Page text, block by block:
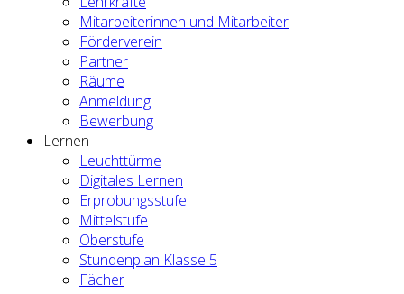
Mitarbeiterinnen und Mitarbeiter
Förderverein
Partner
Räume
Anmeldung
Bewerbung
Lernen
Leuchttürme
Digitales Lernen
Erprobungsstufe
Mittelstufe
Oberstufe
Stundenplan Klasse 5
Fächer